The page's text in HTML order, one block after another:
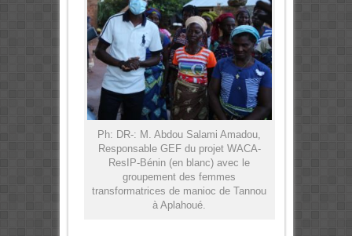
Ph: DR-: M. Abdou Salami Amadou,
Responsable GEF du projet WACA-
ResIP-Bénin (en blanc) avec le
groupement des femmes
transformatrices de manioc de Tannou
à Aplahoué.